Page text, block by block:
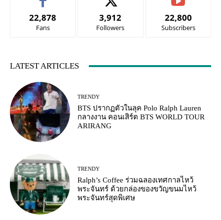
22,878
Fans
3,912
Followers
22,800
Subscribers
LATEST ARTICLES
TRENDY
BTS ปรากฏตัวในลุค Polo Ralph Lauren
กลางงาน คอนเสิร์ต BTS WORLD TOUR
ARIRANG
TRENDY
Ralph’s Coffee ร่วมฉลองเทศกาลไหว้
พระจันทร์ ด้วยกล่องของขวัญขนมไหว้
พระจันทร์สุดพิเศษ